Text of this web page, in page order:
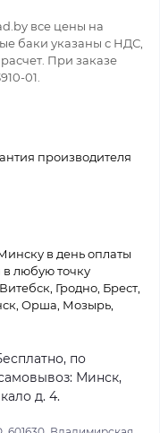
все цены на
баки указаны с НДС,
При заказе
01.
производителя
в день оплаты
в любую точку
Гродно, Брест,
Орша, Мозырь,
по
Минск,
д. 4.